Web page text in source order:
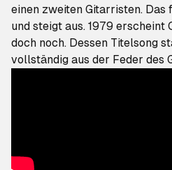
einen zweiten Gitarristen.
und steigt aus. 1979 erscheint
doch noch. Dessen Titelsong
vollständig aus der Feder des